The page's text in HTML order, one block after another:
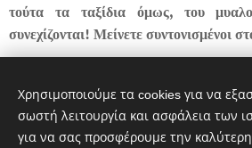
τούτα τα ταξίδια όμως, του
συνεχίζονται! Μείνετε συντονισμένοι
Share
Χρησιμοποιούμε τα cookies για να
σωστή λειτουργία και ασφάλεια των
για να σας προσφέρουμε την